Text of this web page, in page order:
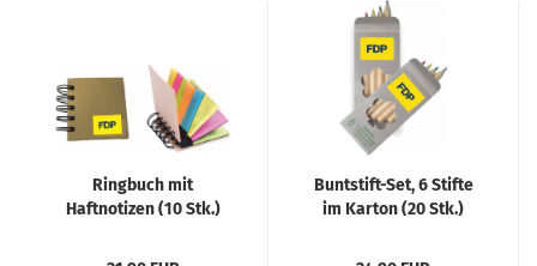
Ringbuch mit
Haftnotizen (10 Stk.)
Buntstift-Set, 6 Stifte
im Karton (20 Stk.)